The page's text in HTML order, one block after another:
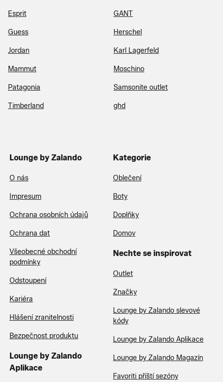
Esprit GANT
Guess Herschel
Jordan Karl Lagerfeld
Mammut Moschino
Patagonia Samsonite outlet
Timberland ghd
Lounge by Zalando
O nás
Impresum
Ochrana osobních údajů
Ochrana dat
Všeobecné obchodní
podmínky
Odstoupení
Kariéra
Hlášení zranitelnosti
Bezpečnost produktu
Lounge by Zalando
Aplikace
Kategorie
Oblečení
Boty
Doplňky
Domov
Nechte se inspirovat
Outlet
Značky
Lounge by Zalando slevové
kódy
Lounge by Zalando Aplikace
Lounge by Zalando Magazín
Favoriti příští sezóny